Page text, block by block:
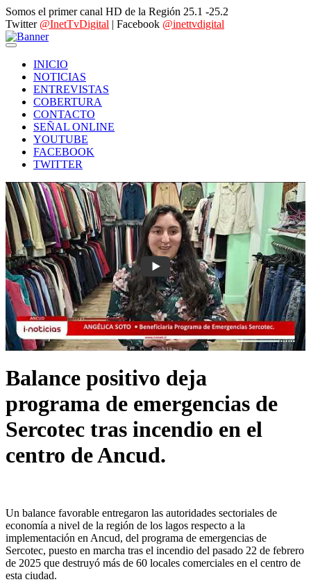
Somos el primer canal HD de la Región 25.1 -25.2
Twitter @InetTvDigital | Facebook @inettvdigital
INICIO
NOTICIAS
ENTREVISTAS
COBERTURA
CONTACTO
SEÑAL ONLINE
YOUTUBE
FACEBOOK
TWITTER
Balance positivo deja
programa de emergencias de
Sercotec tras incendio en el
centro de Ancud.
Un balance favorable entregaron las autoridades sectoriales de
economía a nivel de la región de los lagos respecto a la
implementación en Ancud, del programa de emergencias de
Sercotec, puesto en marcha tras el incendio del pasado 22 de febrero
de 2025 que destruyó más de 60 locales comerciales en el centro de
esta ciudad.